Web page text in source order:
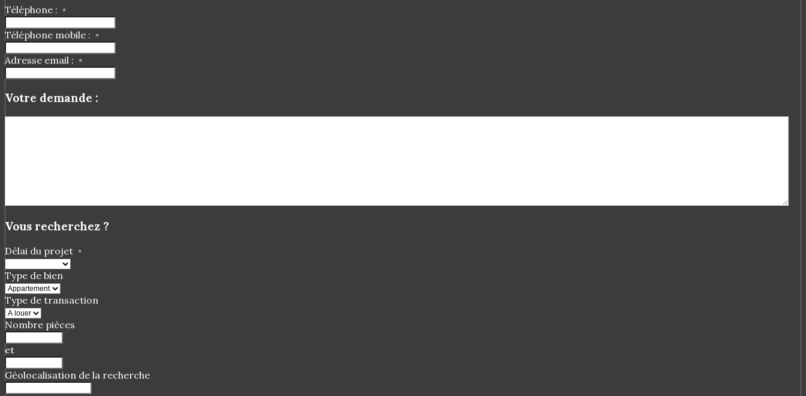
Téléphone : *
Téléphone mobile : *
Adresse email : *
Votre demande :
Vous recherchez ?
Délai du projet *
Type de bien
Type de transaction
Nombre pièces
et
Géolocalisation de la recherche